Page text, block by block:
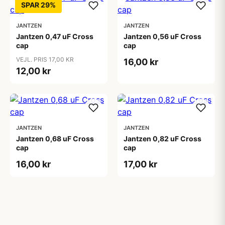
SPAR 29%
JANTZEN
Jantzen 0,47 uF Cross
cap
VEJL. PRIS 17,00 KR
12,00 kr
JANTZEN
Jantzen 0,56 uF Cross
cap
16,00 kr
JANTZEN
Jantzen 0,68 uF Cross
cap
16,00 kr
JANTZEN
Jantzen 0,82 uF Cross
cap
17,00 kr